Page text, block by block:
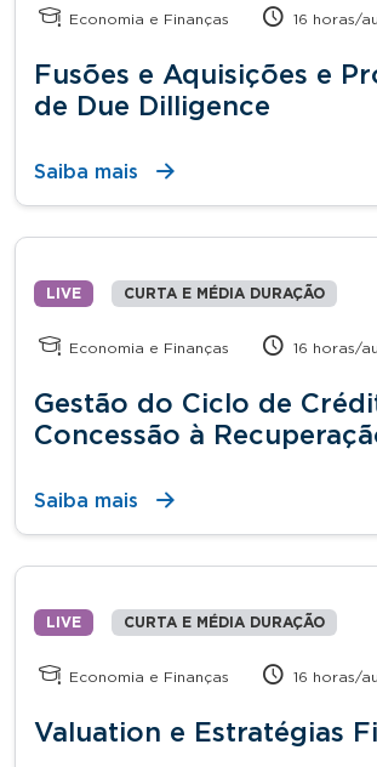
Economia e Finanças 16 horas/
Fusões e Aquisições e
de Due Dilligence
Saiba mais
LIVE CURTA E MÉDIA DURAÇÃO
Economia e Finanças 16 horas/
Gestão do Ciclo de
Concessão à
Saiba mais
LIVE CURTA E MÉDIA DURAÇÃO
Economia e Finanças 16 horas/
Valuation e Estratégias